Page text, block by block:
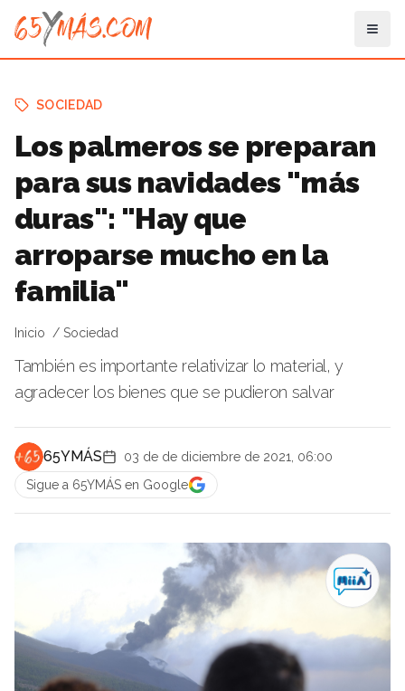
SOCIEDAD
Los palmeros se preparan
para sus navidades "más
duras": "Hay que
arroparse mucho en la
familia"
Inicio Sociedad
También es importante relativizar lo material, y
agradecer los bienes que se pudieron salvar
65YMÁS
03 de de diciembre de 2021, 06:00
Sigue a 65YMÁS en Google